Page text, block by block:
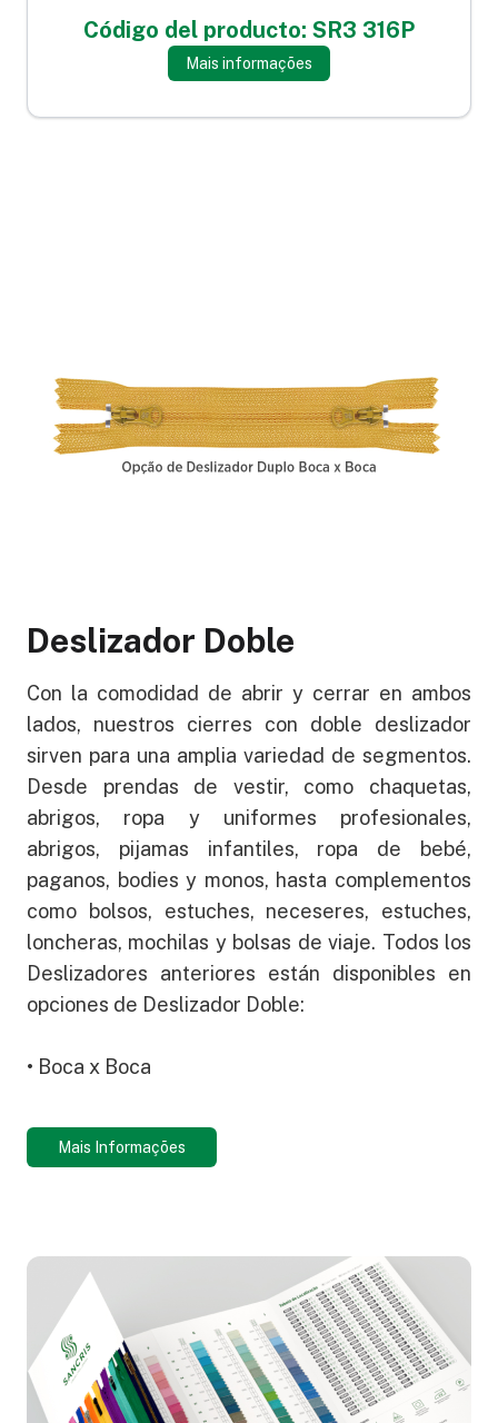
Código del producto: SR3 316P
Mais informações
Deslizador Doble
Con la comodidad de abrir y cerrar en ambos
lados, nuestros cierres con doble deslizador
sirven para una amplia variedad de segmentos.
Desde prendas de vestir, como chaquetas,
abrigos, ropa y uniformes profesionales,
abrigos, pijamas infantiles, ropa de bebé,
paganos, bodies y monos, hasta complementos
como bolsos, estuches, neceseres, estuches,
loncheras, mochilas y bolsas de viaje. Todos los
Deslizadores anteriores están disponibles en
opciones de Deslizador Doble:
• Boca x Boca
Mais Informações